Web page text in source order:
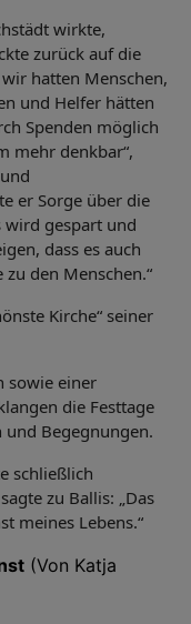
wirkte,
zurück auf die
hatten Menschen,
und Helfer hätten
Spenden möglich
mehr denkbar“,
er Sorge über die
wird gespart und
dass es auch
den Menschen.“
Kirche“ seiner
sowie einer
die Festtage
und Begegnungen.
schließlich
zu Ballis: „Das
meines Lebens.“
(Von Katja